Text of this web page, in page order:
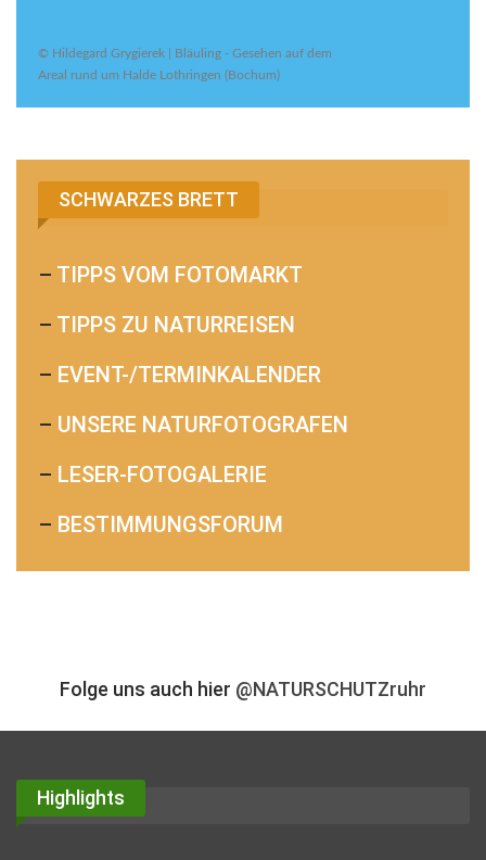
© Hildegard Grygierek | Bläuling - Gesehen auf dem
Areal rund um Halde Lothringen (Bochum)
SCHWARZES BRETT
– TIPPS VOM FOTOMARKT
– TIPPS ZU NATURREISEN
– EVENT-/TERMINKALENDER
– UNSERE NATURFOTOGRAFEN
– LESER-FOTOGALERIE
– BESTIMMUNGSFORUM
Folge uns auch hier @NATURSCHUTZruhr
Highlights